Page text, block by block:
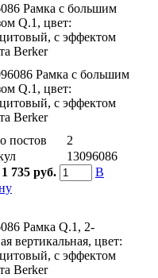
Рамка с большим
Q.1, цвет:
с эффектом
Berker
постов
2
13096086
1 735 руб.
В
Рамкa Q.1, 2-
вертикальная, цвет:
с эффектом
Berker